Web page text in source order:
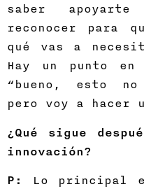
saber
reconocer para
qué vas a
Hay un punto
“bueno, esto
pero voy a hacer
¿Qué sigue
innovación?
P:
Lo principal